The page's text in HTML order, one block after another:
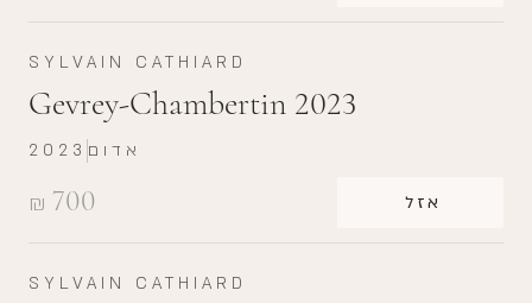
SYLVAIN CATHIARD
Gevrey-Chambertin 2023
₪ 700 אזל
2023 אדום
SYLVAIN CATHIARD